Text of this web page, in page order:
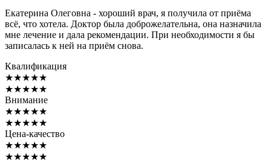
Екатерина Олеговна - хороший врач, я получила от приёма
всё, что хотела. Доктор была доброжелательна, она назначила
мне лечение и дала рекомендации. При необходимости я бы
записалась к ней на приём снова.
Квалификация
★★★★★
★★★★★
Внимание
★★★★★
★★★★★
Цена-качество
★★★★★
★★★★★